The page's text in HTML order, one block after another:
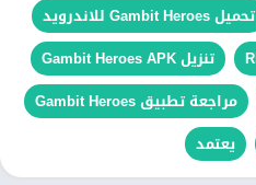
تحميل Gambit Heroes للاندرويد
تنزيل Gambit Heroes APK
مراجعة تطبيق Gambit Heroes
يعتمد